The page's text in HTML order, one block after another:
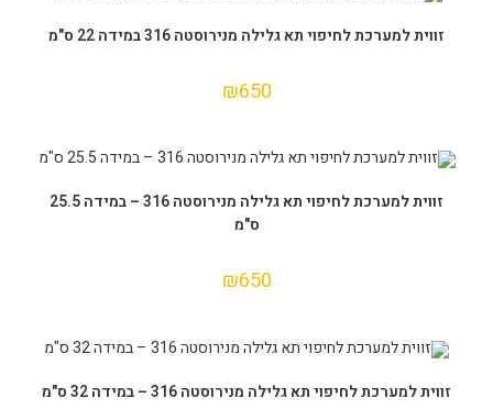
זווית למערכת לחיפוי תא גלילה מנירוסטה 316 במידה 22 ס"מ
₪650
הוספה לסל
זווית למערכת לחיפוי תא גלילה מנירוסטה 316 – במידה 25.5
ס"מ
₪650
זווית למערכת לחיפוי תא גלילה מנירוסטה 316 – במידה 32 ס"מ